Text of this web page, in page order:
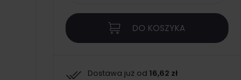
DO KOSZYKA
Dostawa już od 16,62 zł